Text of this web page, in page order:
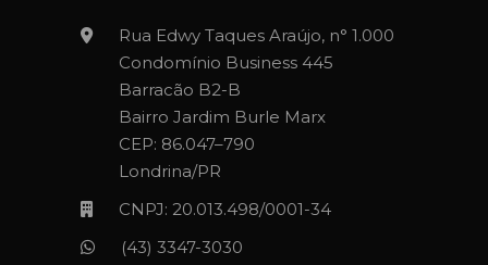
Rua Edwy Taques Araújo, n° 1.000
Condomínio Business 445
Barracão B2-B
Bairro Jardim Burle Marx
CEP: 86.047–790
Londrina/PR
CNPJ: 20.013.498/0001-34
(43) 3347-3030‬‬